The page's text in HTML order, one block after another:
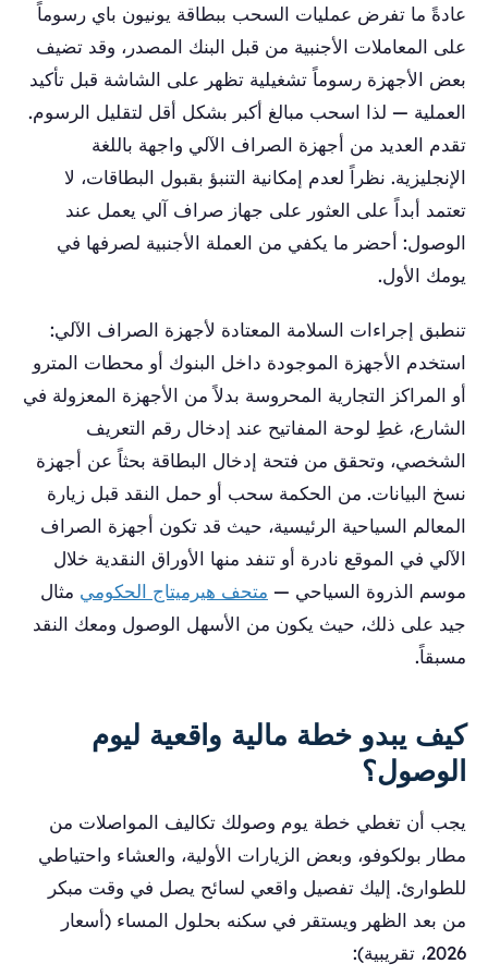
عادةً ما تفرض عمليات السحب ببطاقة يونيون باي رسوماً
على المعاملات الأجنبية من قبل البنك المصدر، وقد تضيف
بعض الأجهزة رسوماً تشغيلية تظهر على الشاشة قبل تأكيد
العملية — لذا اسحب مبالغ أكبر بشكل أقل لتقليل الرسوم.
تقدم العديد من أجهزة الصراف الآلي واجهة باللغة
الإنجليزية. نظراً لعدم إمكانية التنبؤ بقبول البطاقات، لا
تعتمد أبداً على العثور على جهاز صراف آلي يعمل عند
الوصول: أحضر ما يكفي من العملة الأجنبية لصرفها في
يومك الأول.
تنطبق إجراءات السلامة المعتادة لأجهزة الصراف الآلي:
استخدم الأجهزة الموجودة داخل البنوك أو محطات المترو
أو المراكز التجارية المحروسة بدلاً من الأجهزة المعزولة في
الشارع، غطِ لوحة المفاتيح عند إدخال رقم التعريف
الشخصي، وتحقق من فتحة إدخال البطاقة بحثاً عن أجهزة
نسخ البيانات. من الحكمة سحب أو حمل النقد قبل زيارة
المعالم السياحية الرئيسية، حيث قد تكون أجهزة الصراف
الآلي في الموقع نادرة أو تنفد منها الأوراق النقدية خلال
موسم الذروة السياحي — متحف هيرميتاج الحكومي مثال
جيد على ذلك، حيث يكون من الأسهل الوصول ومعك النقد
مسبقاً.
كيف يبدو خطة مالية واقعية ليوم
الوصول؟
يجب أن تغطي خطة يوم وصولك تكاليف المواصلات من
مطار بولكوفو، وبعض الزيارات الأولية، والعشاء واحتياطي
للطوارئ. إليك تفصيل واقعي لسائح يصل في وقت مبكر
من بعد الظهر ويستقر في سكنه بحلول المساء (أسعار
2026، تقريبية):